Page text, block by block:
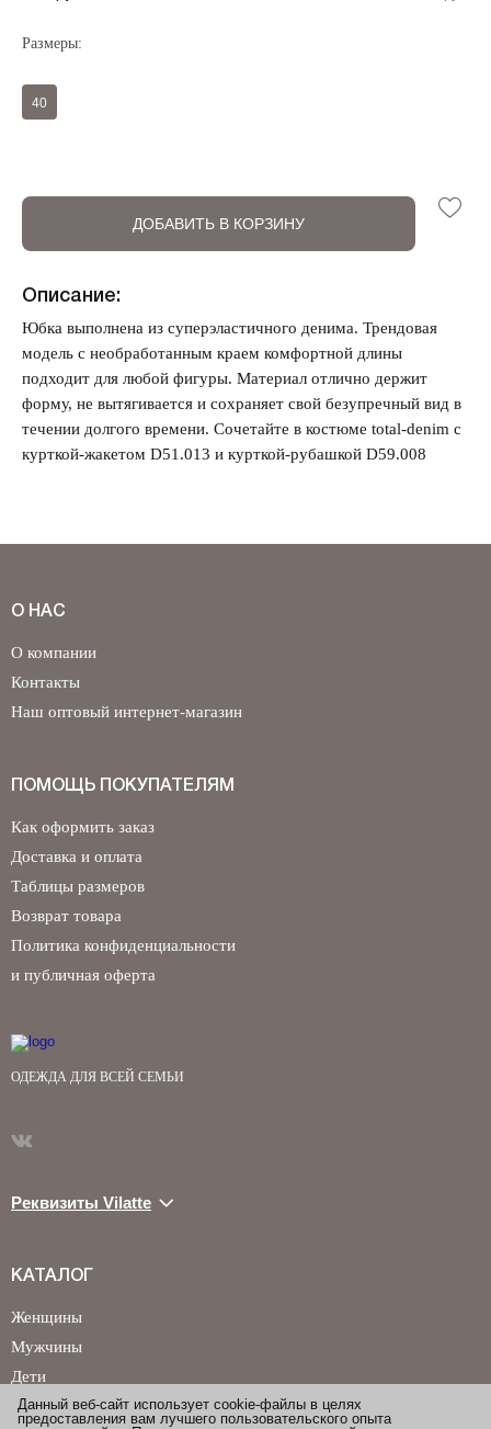
Забыли свой пароль?
Размеры:
40
ДОБАВИТЬ В КОРЗИНУ
Описание:
Юбка выполнена из суперэластичного денима. Трендовая
модель с необработанным краем комфортной длины
подходит для любой фигуры. Материал отлично держит
форму, не вытягивается и сохраняет свой безупречный вид в
течении долгого времени. Сочетайте в костюме total-denim с
курткой-жакетом D51.013 и курткой-рубашкой D59.008
ОДЕЖДА ДЛЯ ВСЕЙ СЕМЬИ
Реквизиты Vilatte
О НАС
О компании
Контакты
Наш оптовый интернет-магазин
ПОМОЩЬ ПОКУПАТЕЛЯМ
Как оформить заказ
Доставка и оплата
Таблицы размеров
Возврат товара
Политика конфиденциальности
и публичная оферта
КАТАЛОГ
Женщины
Мужчины
Дети
Данный веб-сайт использует cookie-файлы в целях
предоставления вам лучшего пользовательского опыта